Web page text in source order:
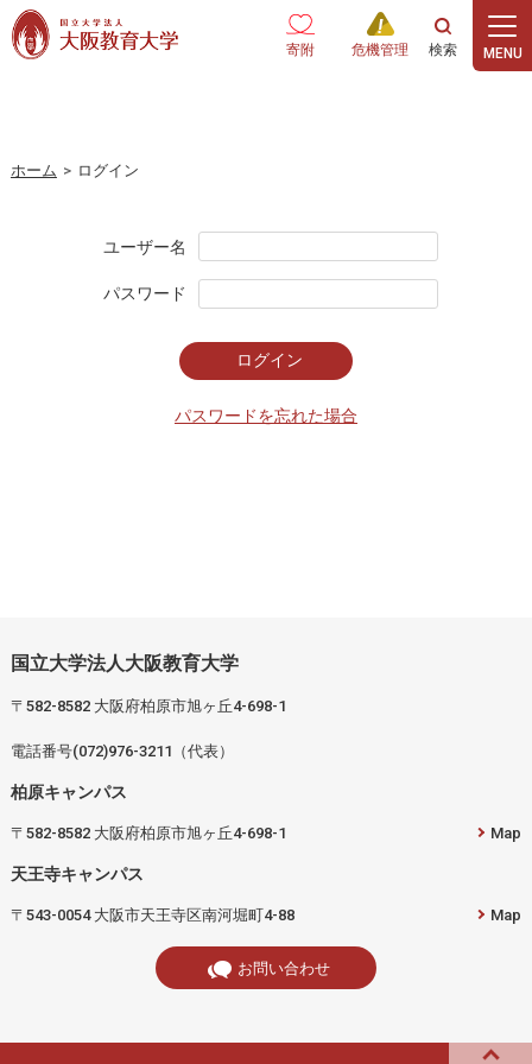
本文へ
寄附 危機管理
ホーム > ログイン
ユーザー名
パスワード
パスワードを忘れた場合
国立大学法人大阪教育大学
〒582-8582 大阪府柏原市旭ヶ丘4-698-1
電話番号(072)976-3211（代表）
柏原キャンパス
〒582-8582 大阪府柏原市旭ヶ丘4-698-1 Map
天王寺キャンパス
〒543-0054 大阪市天王寺区南河堀町4-88 Map
お問い合わせ